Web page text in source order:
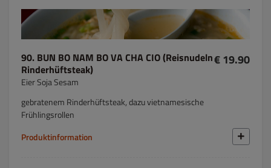
90. BUN BO NAM BO VA CHA CIO (Reisnudeln
Rinderhüftsteak)
Eier Soja Sesam
€ 19.90
gebratenem Rinderhüftsteak, dazu vietnamesische
Frühlingsrollen
Produktinformation